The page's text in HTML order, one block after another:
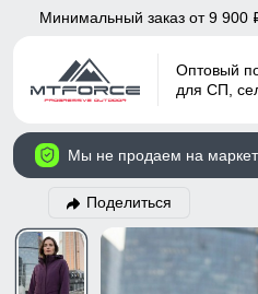
Минимальный заказ от 9 900
Оптовый
для СП,
Мы не продаем на
Поделиться